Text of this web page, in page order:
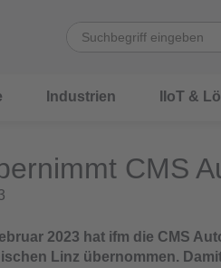
Industrien IIoT &
CMS
2023 hat ifm die CMS
Linz übernommen.